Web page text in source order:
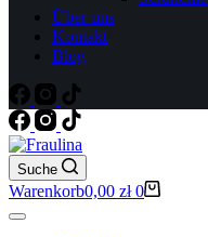
Über uns
Kontakt
Blog
Suche
Warenkorb0,00 zł 0